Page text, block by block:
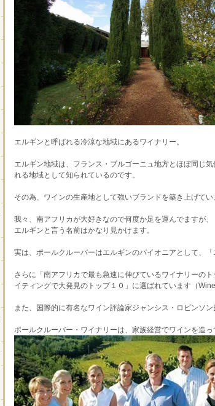
エルギンと呼ばれる冷涼な地域にあるワイナリー。
エルギン地域は、フランス・ブルゴーニュ地方とほぼ同じ
れる地域として知られているのです。
その為、ワインの生産地として強いブランドを築き上げてい
我々、南アフリカが大好きなので何度か足を運んでますが、
エルギンと言う名前はかなり見かけます。
実は、ポールクルーバーはエルギンのパイオニアとして、
さらに「南アフリカで最も急速に伸びているワイナリーの
イティングで大発見のトップ１０」に選ばれています（
また、国際的に有名なワイン評論家ジャンシス・ロビンソ
ポールクルーバー・ワイナリーは、家族経営でワインを造っ